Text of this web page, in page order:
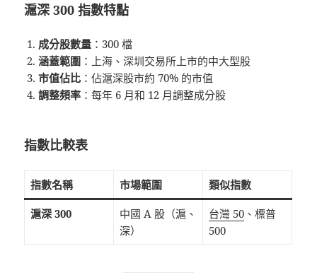
滬深 300 指數特點
成分股數量 ：300 檔
涵蓋範圍 ：上海、深圳交易所上市的中大型股
市值佔比 ：佔滬深股市約 70% 的市值
調整頻率 ：每年 6 月和 12 月調整成分股
指數比較表
指數名稱 市場範圍 類似指數
滬深 300
中國 A 股（滬、
深）
台灣 50、標普
500